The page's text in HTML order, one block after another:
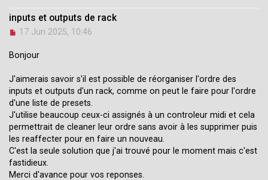
inputs et outputs de rack
U
r
d
p
o
s
17 Jun 2025, 10:46
Bonjour
J'aimerais savoir s'il est possible de réorganiser l'ordre des
inputs et outputs d'un rack, comme on peut le faire pour l'ordre
d'une liste de presets.
J'utilise beaucoup ceux-ci assignés à un controleur midi et cela
permettrait de cleaner leur ordre sans avoir à les supprimer puis
les reaffecter pour en faire un nouveau.
C'est la seule solution que j'ai trouvé pour le moment mais c'est
fastidieux.
Merci d'avance pour vos reponses.